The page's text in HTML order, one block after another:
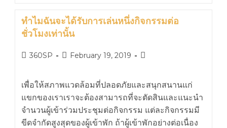
ทำไมฉันจะได้รับการเล่นหนึ่งกิจกรรมต่อ
ชั่วโมงเท่านั้น
360SP February 19, 2019
เพื่อให้สภาพแวดล้อมที่ปลอดภัยและสนุกสนานแก่
แขกของเราเราจะต้องสามารถที่จะตัดสินและแนะนำ
จำนวนผู้เข้าร่วมประชุมต่อกิจกรรม แต่ละกิจกรรมมี
ขีดจำกัดสูงสุดของผู้เข้าพัก ถ้าผู้เข้าพักอย่างต่อเนื่อง